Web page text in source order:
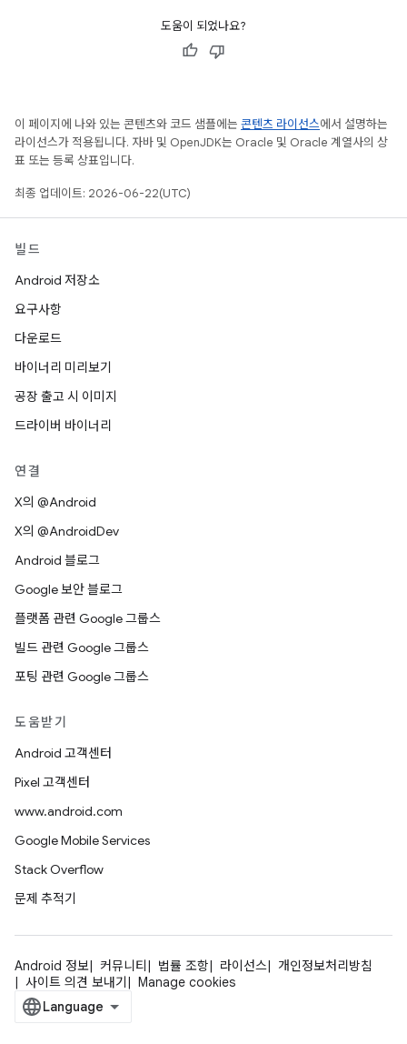
도움이 되었나요?
이 페이지에 나와 있는 콘텐츠와 코드 샘플에는 콘텐츠 라이선스에서 설명하는
라이선스가 적용됩니다. 자바 및 OpenJDK는 Oracle 및 Oracle 계열사의 상
표 또는 등록 상표입니다.
최종 업데이트: 2026-06-22(UTC)
빌드
Android 저장소
요구사항
다운로드
바이너리 미리보기
공장 출고 시 이미지
드라이버 바이너리
연결
X의 @Android
X의 @AndroidDev
Android 블로그
Google 보안 블로그
플랫폼 관련 Google 그룹스
빌드 관련 Google 그룹스
포팅 관련 Google 그룹스
도움받기
Android 고객센터
Pixel 고객센터
www.android.com
Google Mobile Services
Stack Overflow
문제 추적기
Android 정보 커뮤니티 법률 조항 라이선스
개인정보처리방침
사이트 의견 보내기
Manage cookies